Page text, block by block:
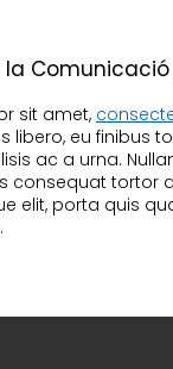
Comunicació
sit amet,
libero, eu finibus
ac a urna.
consequat tortor
elit, porta quis